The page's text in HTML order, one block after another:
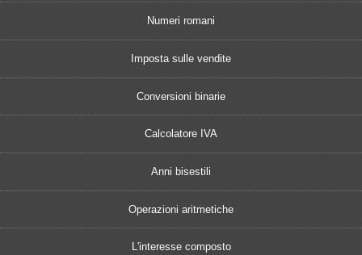
Numeri romani
Imposta sulle vendite
Conversioni binarie
Calcolatore IVA
Anni bisestili
Operazioni aritmetiche
L'interesse composto